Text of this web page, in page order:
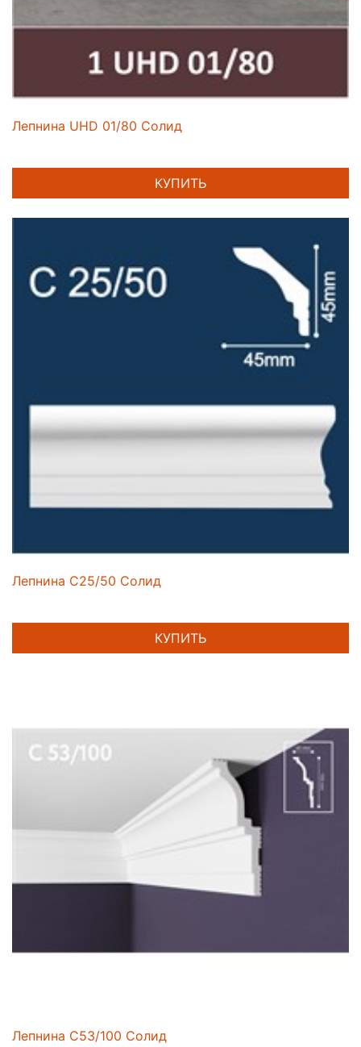
Лепнина UHD 01/80 Солид
КУПИТЬ
Лепнина C25/50 Солид
КУПИТЬ
Лепнина C53/100 Солид